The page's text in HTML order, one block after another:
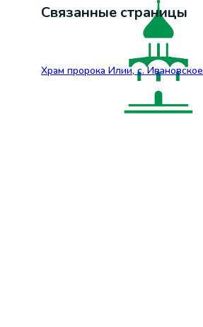
Связанные страницы
Храм пророка Илии, с. Ивановское